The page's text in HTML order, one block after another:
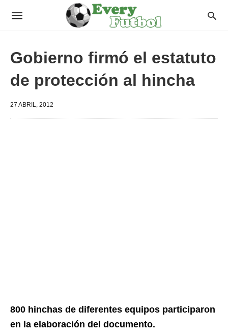
Gobierno firmó el estatuto
de protección al hincha
27 ABRIL, 2012
800 hinchas de diferentes equipos participaron
en la elaboración del documento.